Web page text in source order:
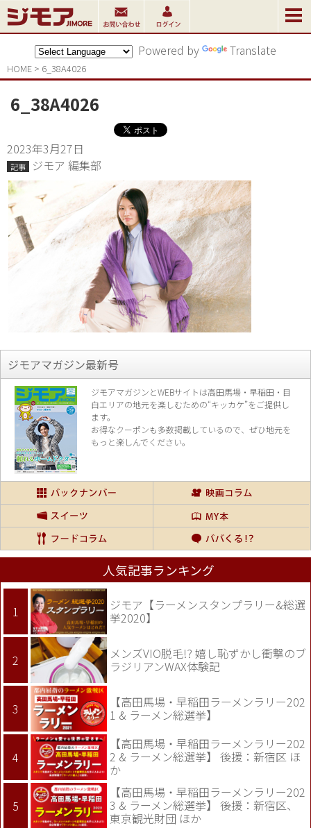
Powered by Translate
HOME > 6_38A4026
6_38A4026
2023年3月27日
記事 ジモア 編集部
ジモアマガジン最新号
ジモアマガジンとWEBサイトは高田馬場・早稲田・目
白エリアの地元を楽しむための“キッカケ”をご提供し
ます。
お得なクーポンも多数掲載しているので、 ぜひ地元を
もっと楽しんでください。
人気記事ランキング
ジモア【ラーメンスタンプラリー&総選
挙2020】
メンズVIO脱毛!? 嬉し恥ずかし衝撃のブ
ラジリアンWAX体験記
【高田馬場・早稲田ラーメンラリー202
1 & ラーメン総選挙】
【高田馬場・早稲田ラーメンラリー202
2 & ラーメン総選挙】 後援：新宿区 ほ
か
【高田馬場・早稲田ラーメンラリー202
3 & ラーメン総選挙】 後援：新宿区、
東京観光財団 ほか